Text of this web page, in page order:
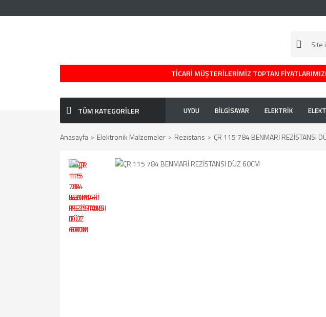
TİCARİ MÜŞTERİLERİMİZ TOPTAN
TÜM KATEGORİLER UYDU BİLGİSAYAR ELEKTRİK
Anasayfa Elektronik Malzemeler Rezistans ÇR 115 784 BENMARİ REZİSTANSI